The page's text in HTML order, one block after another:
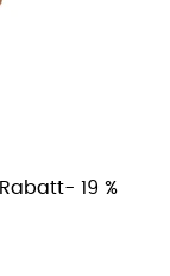
Rabatt- 19 %